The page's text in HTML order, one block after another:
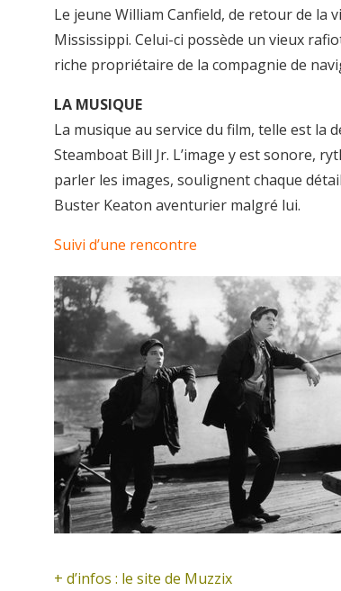
Le jeune William Canfield, de retour de
Mississippi. Celui-ci possède un vieux
riche propriétaire de la compagnie de
LA MUSIQUE
La musique au service du film, telle est la
Steamboat Bill Jr. L’image y est sonore,
parler les images, soulignent chaque
Buster Keaton aventurier malgré lui.
Suivi d’une rencontre
+ d’infos : le site de Muzzix